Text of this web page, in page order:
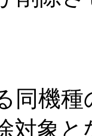
同機種
対象と